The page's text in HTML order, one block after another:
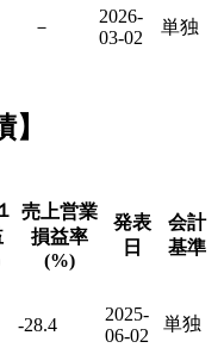
－
2026-
03-02
単独
売上営業
損益率
(%)
発表
日
会計
基準
-28.4
2025-
06-02
単独